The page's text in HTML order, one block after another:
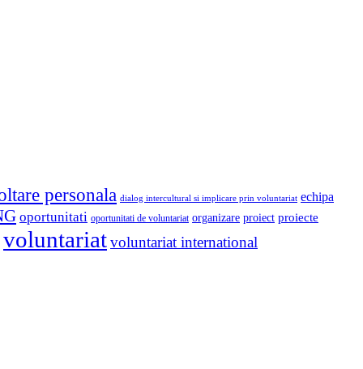
personala dialog intercultural si implicare prin voluntariat echipa
oportunitati oportunitati de voluntariat organizare proiect proiecte
voluntariatvoluntariat international